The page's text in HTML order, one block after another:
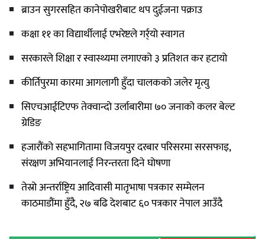
ब्राउन सुगरसहित कानेपोखरीबाट थप दुईजना पक्राउ
कक्षा ११ का विद्यार्थीलाई एभरेष्टले गर्र्यो स्वागत
सरकारले शिक्षा र स्वास्थ्यमा लगाएको ३ प्रतिशत कर हटायो
कीर्तिपुरमा कारमा आगलागी हुँदा चालकको जलेर मृत्यु
सिएचआईटिएफ तेक्वान्दो उर्लाबारीमा ७० जनाको कलर बेल्ट
ग्रेडिङ
हजारौंको सहभागितामा विजयपुर दरबार परिसरमा सरसफाइ,
संरक्षण अभियानलाई निरन्तरता दिने घोषणा
तेस्रो अन्तर्राष्ट्रिय आदिवासी मातृभाषा पत्रकार सम्मेलन
काठमाडौंमा हुँदै, २७ बढि देशबाट ६० पत्रकार नेपाल आउँदै